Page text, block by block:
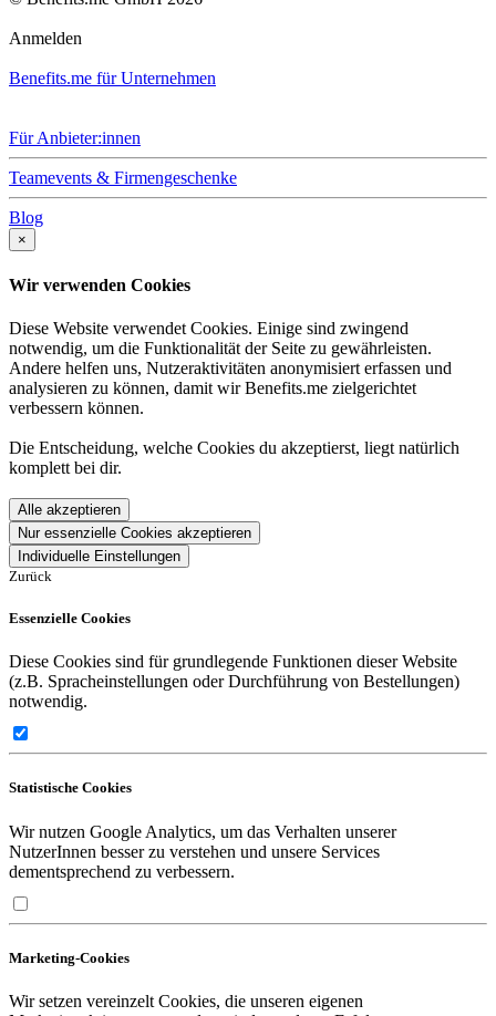
Anmelden
Benefits.me für Unternehmen
Für Anbieter:innen
Teamevents & Firmengeschenke
Blog
×
Wir verwenden Cookies
Diese Website verwendet Cookies. Einige sind zwingend
notwendig, um die Funktionalität der Seite zu gewährleisten.
Andere helfen uns, Nutzeraktivitäten anonymisiert erfassen und
analysieren zu können, damit wir Benefits.me zielgerichtet
verbessern können.
Die Entscheidung, welche Cookies du akzeptierst, liegt natürlich
komplett bei dir.
Alle akzeptieren
Nur essenzielle Cookies akzeptieren
Individuelle Einstellungen
Zurück
Essenzielle Cookies
Diese Cookies sind für grundlegende Funktionen dieser Website
(z.B. Spracheinstellungen oder Durchführung von Bestellungen)
notwendig.
Statistische Cookies
Wir nutzen Google Analytics, um das Verhalten unserer
NutzerInnen besser zu verstehen und unsere Services
dementsprechend zu verbessern.
Marketing-Cookies
Wir setzen vereinzelt Cookies, die unseren eigenen